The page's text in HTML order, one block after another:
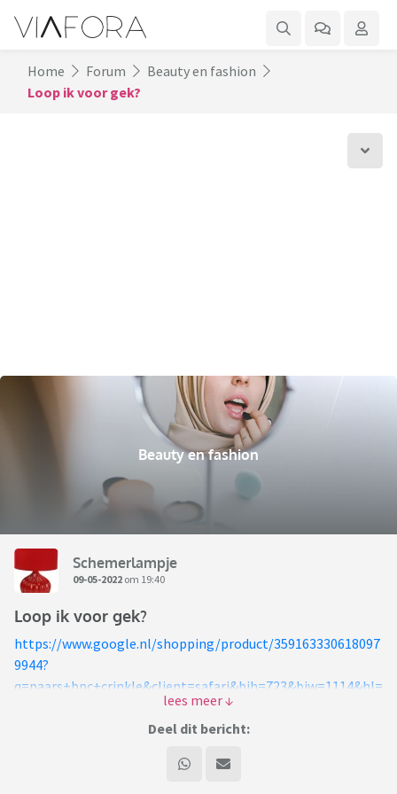
Home Forum
Beauty en fashion
Loop ik voor gek?
Beauty en fashion
Schemerlampje
09-05-2022 om 19:40
Loop ik voor gek?
https://www.google.nl/shopping/product/359163330618097
9944?
q=paars+bpc+crinkle&client=safari&bih=723&biw=1114&hl=
nl&uact=5&oq=paars+bpc+crinkle&gs_lcp=Cgtwcm9kdWN0
cy1jYxADOggIABCwAxCiBDoFCAAQogRKBAhBGAFQqwxY-
Deel dit bericht: